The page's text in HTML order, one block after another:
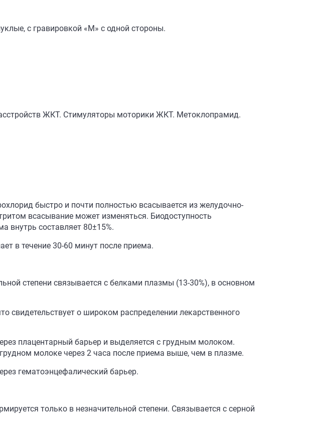
с гравировкой «M» с одной стороны.
ЖКТ. Стимуляторы моторики ЖКТ. Метоклопрамид.
быстро и почти полностью всасывается из желудочно-
всасывание может изменяться. Биодоступность
внутрь составляет 80±15%.
в течение 30-60 минут после приема.
степени связывается с белками плазмы (13-30%), в основном
свидетельствует о широком распределении лекарственного
плацентарный барьер и выделяется с грудным молоком.
молоке через 2 часа после приема выше, чем в плазме.
гематоэнцефалический барьер.
только в незначительной степени. Связывается с серной